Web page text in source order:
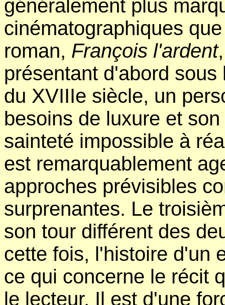
généralement plus
cinématographiques
roman, François l'ardent
présentant d'abord
du XVIIIe siècle, un
besoins de luxure et
sainteté impossible à
est remarquablement
approches prévisibles
surprenantes. Le
son tour différent des
cette fois, l'histoire d'un
ce qui concerne le récit
le lecteur. Il est d'une